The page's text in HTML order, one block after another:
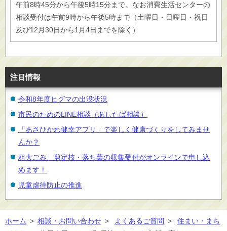
午前8時45分から午後5時15分まで。なお消費生活センターの
相談受付は午前9時から午後5時まで（土曜日・日曜日・祝日
及び12月30日から1月4日までを除く）
注目情報
令和8年度ヒグマの出没状況
市民のためのLINE相談（あしたば相談）
「あさひかわ健幸アプリ」で楽しく健康づくりをしてみませ
んか？
粗大ごみ、剪定枝・落ち葉の収集受付がオンラインで申し込
めます！
児童虐待防止の推進
ホーム > 相談・お問い合わせ > よくあるご質問 >
住まい・まち